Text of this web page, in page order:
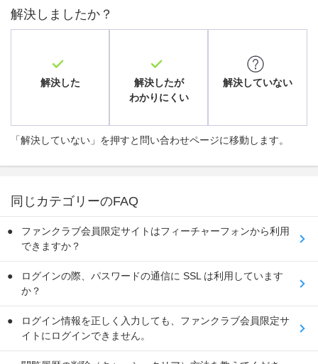
解決しましたか？
解決した
解決したが
わかりにくい
解決していない
「解決していない」を押すと問い合わせページに移動します。
同じカテゴリーのFAQ
ファンクラブ会員限定サイトはフィーチャーフォンから利用
できますか？
ログインの際、パスワードの通信に SSL は利用しています
か？
ログイン情報を正しく入力しても、ファンクラブ会員限定サ
イトにログインできません。